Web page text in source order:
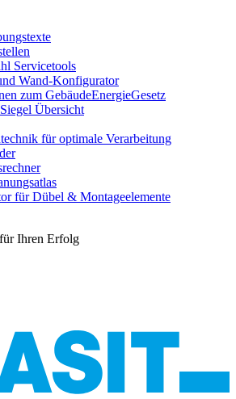
Servicetools
Wand-Konfigurator
zum GebäudeEnergieGesetz
Übersicht
für optimale Verarbeitung
für Dübel & Montageelemente
Ihren Erfolg